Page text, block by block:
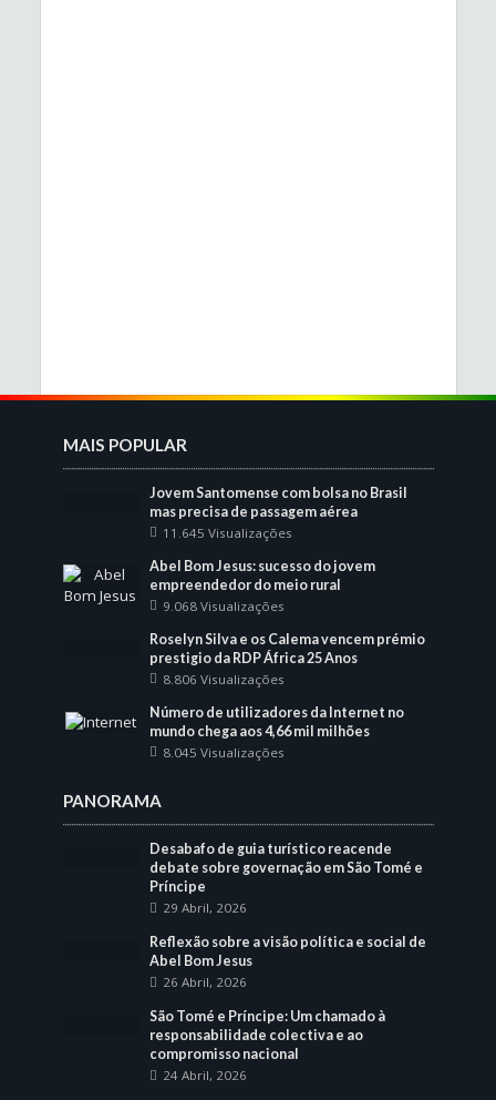
MAIS POPULAR
Jovem Santomense com bolsa no Brasil
mas precisa de passagem aérea
11.645 Visualizações
Abel Bom Jesus: sucesso do jovem
empreendedor do meio rural
9.068 Visualizações
Roselyn Silva e os Calema vencem prémio
prestigio da RDP África 25 Anos
8.806 Visualizações
Número de utilizadores da Internet no
mundo chega aos 4,66 mil milhões
8.045 Visualizações
PANORAMA
Desabafo de guia turístico reacende
debate sobre governação em São Tomé e
Príncipe
29 Abril, 2026
Reflexão sobre a visão política e social de
Abel Bom Jesus
26 Abril, 2026
São Tomé e Príncipe: Um chamado à
responsabilidade colectiva e ao
compromisso nacional
24 Abril, 2026